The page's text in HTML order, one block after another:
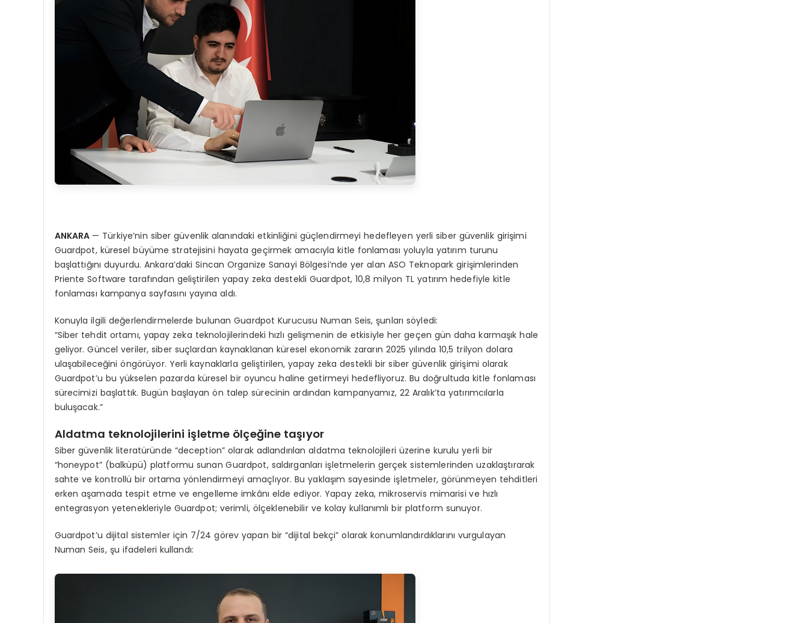
ANKARA — Türkiye’nin siber güvenlik alanındaki etkinliğini güçlendirmeyi hedefleyen yerli siber güvenlik girişimi
Guardpot, küresel büyüme stratejisini hayata geçirmek amacıyla kitle fonlaması yoluyla yatırım turunu
başlattığını duyurdu. Ankara’daki Sincan Organize Sanayi Bölgesi’nde yer alan ASO Teknopark girişimlerinden
Priente Software tarafından geliştirilen yapay zeka destekli Guardpot, 10,8 milyon TL yatırım hedefiyle kitle
fonlaması kampanya sayfasını yayına aldı.
Konuyla ilgili değerlendirmelerde bulunan Guardpot Kurucusu Numan Seis, şunları söyledi:
“Siber tehdit ortamı, yapay zeka teknolojilerindeki hızlı gelişmenin de etkisiyle her geçen gün daha karmaşık hale
geliyor. Güncel veriler, siber suçlardan kaynaklanan küresel ekonomik zararın 2025 yılında 10,5 trilyon dolara
ulaşabileceğini öngörüyor. Yerli kaynaklarla geliştirilen, yapay zeka destekli bir siber güvenlik girişimi olarak
Guardpot’u bu yükselen pazarda küresel bir oyuncu haline getirmeyi hedefliyoruz. Bu doğrultuda kitle fonlaması
sürecimizi başlattık. Bugün başlayan ön talep sürecinin ardından kampanyamız, 22 Aralık’ta yatırımcılarla
buluşacak.”
Aldatma teknolojilerini işletme ölçeğine taşıyor
Siber güvenlik literatüründe “deception” olarak adlandırılan aldatma teknolojileri üzerine kurulu yerli bir
“honeypot” (balküpü) platformu sunan Guardpot, saldırganları işletmelerin gerçek sistemlerinden uzaklaştırarak
sahte ve kontrollü bir ortama yönlendirmeyi amaçlıyor. Bu yaklaşım sayesinde işletmeler, görünmeyen tehditleri
erken aşamada tespit etme ve engelleme imkânı elde ediyor. Yapay zeka, mikroservis mimarisi ve hızlı
entegrasyon yetenekleriyle Guardpot; verimli, ölçeklenebilir ve kolay kullanımlı bir platform sunuyor.
Guardpot’u dijital sistemler için 7/24 görev yapan bir “dijital bekçi” olarak konumlandırdıklarını vurgulayan
Numan Seis, şu ifadeleri kullandı: